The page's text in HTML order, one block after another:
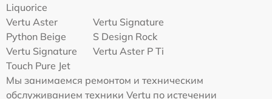
Liquorice
Vertu Aster
Python Beige
Vertu Signature
S Design Rock
Vertu Signature
Touch Pure Jet
Vertu Aster P Ti
Мы занимаемся ремонтом и техническим
обслуживанием техники Vertu по истечении